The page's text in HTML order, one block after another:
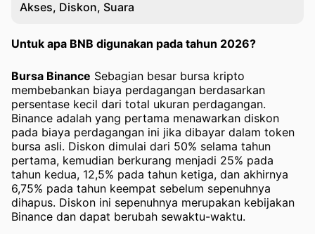
Akses, Diskon, Suara
Untuk apa BNB digunakan pada tahun 2026?
Bursa Binance Sebagian besar bursa kripto
membebankan biaya perdagangan berdasarkan
persentase kecil dari total ukuran perdagangan.
Binance adalah yang pertama menawarkan diskon
pada biaya perdagangan ini jika dibayar dalam token
bursa asli. Diskon dimulai dari 50% selama tahun
pertama, kemudian berkurang menjadi 25% pada
tahun kedua, 12,5% pada tahun ketiga, dan akhirnya
6,75% pada tahun keempat sebelum sepenuhnya
dihapus. Diskon ini sepenuhnya merupakan kebijakan
Binance dan dapat berubah sewaktu-waktu.